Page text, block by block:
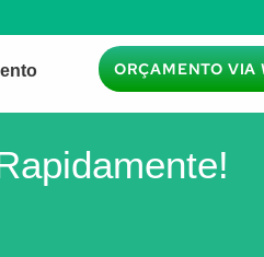
ORÇAMENTO VIA